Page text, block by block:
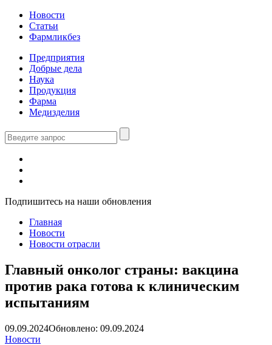
Новости
Статьи
Фармликбез
Предприятия
Добрые дела
Наука
Продукция
Фарма
Медизделия
Подпишитесь на наши обновления
Главная
Новости
Новости отрасли
Главный онколог страны: вакцина
против рака готова к клиническим
испытаниям
09.09.2024Обновлено: 09.09.2024
Новости